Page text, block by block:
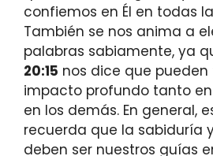
confiemos en Él en todas
También se nos anima a
palabras sabiamente, ya
20:15 nos dice que pueden
impacto profundo tanto
en los demás. En general,
recuerda que la sabiduría
deben ser nuestros guías